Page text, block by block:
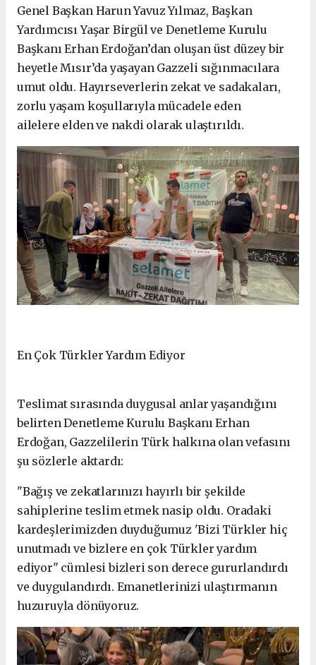
Genel Başkan Harun Yavuz Yılmaz, Başkan
Yardımcısı Yaşar Birgül ve Denetleme Kurulu
Başkanı Erhan Erdoğan’dan oluşan üst düzey bir
heyetle Mısır’da yaşayan Gazzeli sığınmacılara
umut oldu. Hayırseverlerin zekat ve sadakaları,
zorlu yaşam koşullarıyla mücadele eden
ailelere elden ve nakdi olarak ulaştırıldı.
En Çok Türkler Yardım Ediyor
Teslimat sırasında duygusal anlar yaşandığını
belirten Denetleme Kurulu Başkanı Erhan
Erdoğan, Gazzelilerin Türk halkına olan vefasını
şu sözlerle aktardı:
"Bağış ve zekatlarınızı hayırlı bir şekilde
sahiplerine teslim etmek nasip oldu. Oradaki
kardeşlerimizden duyduğumuz 'Bizi Türkler hiç
unutmadı ve bizlere en çok Türkler yardım
ediyor" cümlesi bizleri son derece gururlandırdı
ve duygulandırdı. Emanetlerinizi ulaştırmanın
huzuruyla dönüyoruz.